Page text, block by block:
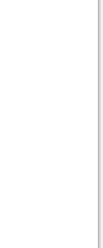
【投本比、外本比】
多的個股有：
：